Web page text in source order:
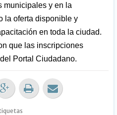
municipales y en la
la oferta disponible y
en toda la ciudad.
que las inscripciones
Portal Ciudadano.